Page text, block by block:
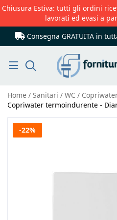
Chiusura Estiva: tutti gli ordini
lavorati ed evasi a
Consegna GRATUITA in
Home Sanitari WC
Copriwater termoindurente -
Vai
-22%